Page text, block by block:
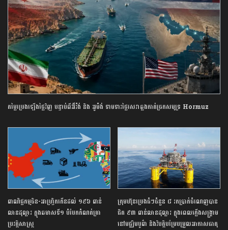
តម្លៃប្រេងឡើងថ្លៃវិញ បន្ទាប់ពីអ៊ីរ៉ង់ និង អូម៉ង់ ទាមទារថ្លៃសេវាឆ្លងកាត់ច្រកសមុទ្រ Hormuz
ពាណិជ្ជកម្ម​ចិន​-​អាហ្វ្រិក​កើន​ដល់​ ​១៩៦​ ​ពាន់​
លាន​ដុល្លារ​ ក្នុង​ឆមាស​ទី​១​ ​បំបែក​កំណត់ត្រា​
ប្រវត្តិសាស្ត្រ​
ក្រុមហ៊ុនប្រេងធំៗចំនួន ៨ រកប្រាក់ចំណេញបាន
ជិត ៩៣ ពាន់លានដុល្លារ ក្នុងពេលភ្លើងសង្គ្រាម
នៅមជ្ឈិមបូព៌ា និងវិបត្តិបម្រែបម្រួលអាកាសធាតុ